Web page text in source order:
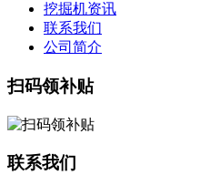
挖掘机资讯
联系我们
公司简介
扫码领补贴
联系我们